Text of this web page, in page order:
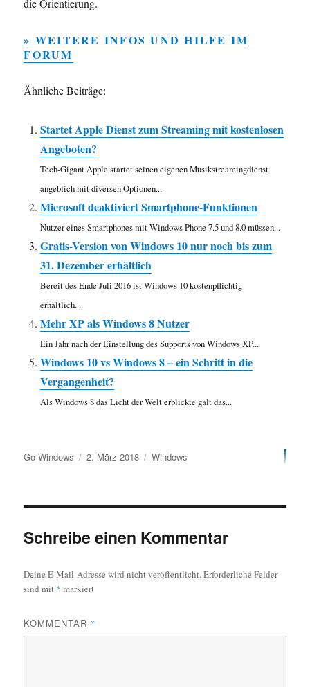
die Orientierung.
» WEITERE INFOS UND HILFE IM
FORUM
Ähnliche Beiträge:
Startet Apple Dienst zum Streaming mit kostenlosen
Angeboten?
Tech-Gigant Apple startet seinen eigenen Musikstreamingdienst
angeblich mit diversen Optionen...
Microsoft deaktiviert Smartphone-Funktionen
Nutzer eines Smartphones mit Windows Phone 7.5 und 8.0 müssen...
Gratis-Version von Windows 10 nur noch bis zum
31. Dezember erhältlich
Bereit des Ende Juli 2016 ist Windows 10 kostenpflichtig
erhältlich....
Mehr XP als Windows 8 Nutzer
Ein Jahr nach der Einstellung des Supports von Windows XP...
Windows 10 vs Windows 8 – ein Schritt in die
Vergangenheit?
Als Windows 8 das Licht der Welt erblickte galt das...
Autor
Go-Windows
Veröffentlicht
2. März 2018 Kategorien
Windows
Schreibe einen Kommentar
Deine E-Mail-Adresse wird nicht veröffentlicht.Erforderliche Felder
sind mit * markiert
KOMMENTAR *